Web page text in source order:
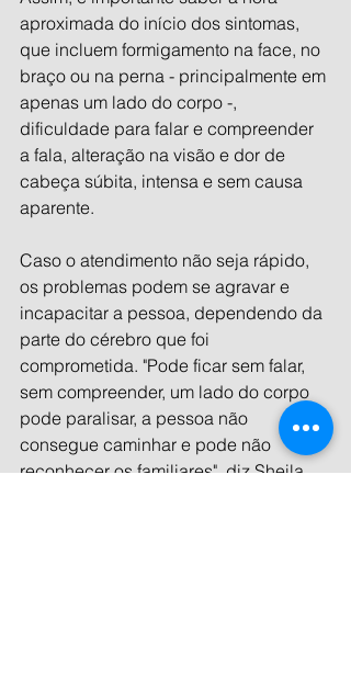
aproximada do início dos sintomas,
que incluem formigamento na face, no
braço ou na perna - principalmente em
apenas um lado do corpo -,
dificuldade para falar e compreender
a fala, alteração na visão e dor de
cabeça súbita, intensa e sem causa
aparente.
Caso o atendimento não seja rápido,
os problemas podem se agravar e
incapacitar a pessoa, dependendo da
parte do cérebro que foi
comprometida. "Pode ficar sem falar,
sem compreender, um lado do corpo
pode paralisar, a pessoa não
consegue caminhar e pode não
reconhecer os familiares", diz Sheila.